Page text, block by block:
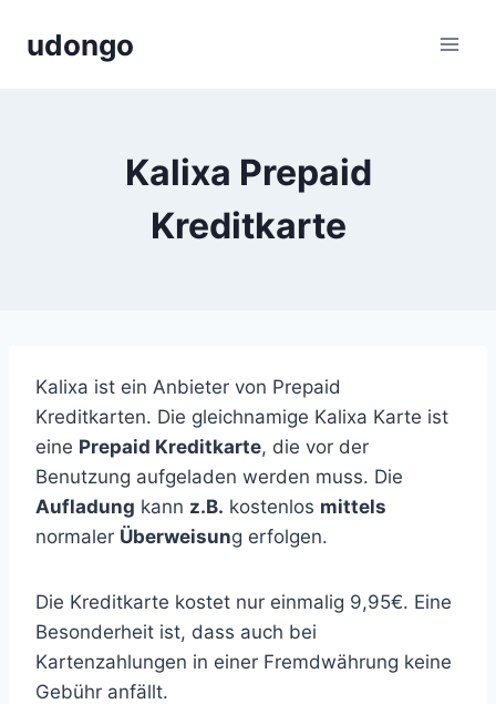
Inhaltudongo
Kalixa Prepaid
Kreditkarte
Kalixa ist ein Anbieter von Prepaid
Kreditkarten. Die gleichnamige Kalixa Karte ist
eine Prepaid Kreditkarte, die vor der
Benutzung aufgeladen werden muss. Die
Aufladung kann z.B. kostenlos mittels
normaler Überweisung erfolgen.
Die Kreditkarte kostet nur einmalig 9,95€. Eine
Besonderheit ist, dass auch bei
Kartenzahlungen in einer Fremdwährung keine
Gebühr anfällt.